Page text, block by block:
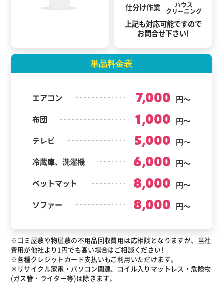
仕分け作業 ハウス
クリーニング
上記も対応可能ですので
お問合せ下さい!
単品料金表
エアコン 7,000 円～
布団
1,000 円～
テレビ
5,000 円～
冷蔵庫、洗濯機
6,000 円～
ベットマット
8,000 円～
ソファー
8,000 円～
※ゴミ屋敷や物屋敷の不用品回収費用は応相談となりますが、当社
費用が他社より1円でも高い場合はご相談ください!
※各種クレジットカード支払いもご利用いただけます。
※リサイクル家電・パソコン関連、コイル入りマットレス・危険物
(ガス管・ライター等)は除きます。